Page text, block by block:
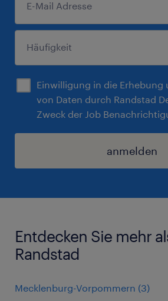
Einwilligung in die Erhebung
von Daten durch Randstad
Zweck der Job
anmelden
Entdecken Sie mehr
Randstad
Mecklenburg-Vorpommern (3)